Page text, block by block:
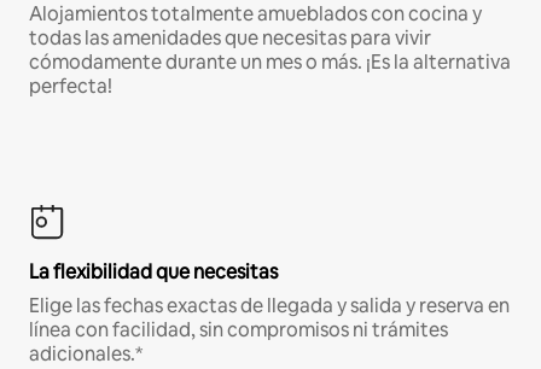
Alojamientos totalmente amueblados con cocina y
todas las amenidades que necesitas para vivir
cómodamente durante un mes o más. ¡Es la alternativa
perfecta!
La flexibilidad que necesitas
Elige las fechas exactas de llegada y salida y reserva en
línea con facilidad, sin compromisos ni trámites
adicionales.*